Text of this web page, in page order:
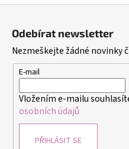
Odebírat newsletter
Nezmeškejte žádné novinky
E-mail
Vložením e-mailu
osobních údajů
PŘIHLÁSIT SE